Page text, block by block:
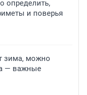
определить,
и поверья
зима, можно
— важные